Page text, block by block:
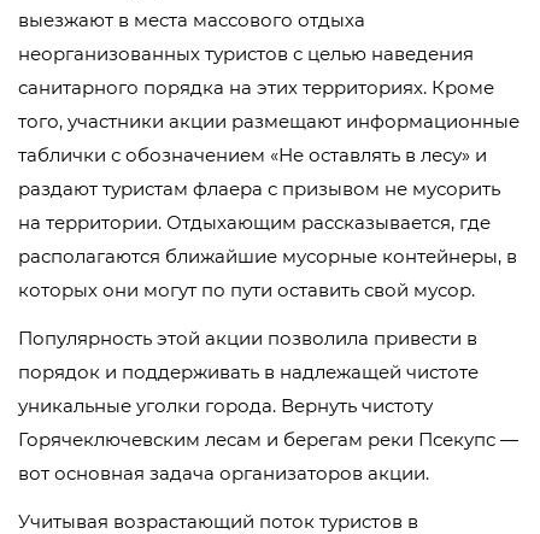
выезжают в места массового отдыха
неорганизованных туристов с целью наведения
санитарного порядка на этих территориях. Кроме
того, участники акции размещают информационные
таблички с обозначением «Не оставлять в лесу» и
раздают туристам флаера с призывом не мусорить
на территории. Отдыхающим рассказывается, где
располагаются ближайшие мусорные контейнеры, в
которых они могут по пути оставить свой мусор.
Популярность этой акции позволила привести в
порядок и поддерживать в надлежащей чистоте
уникальные уголки города. Вернуть чистоту
Горячеключевским лесам и берегам реки Псекупс —
вот основная задача организаторов акции.
Учитывая возрастающий поток туристов в